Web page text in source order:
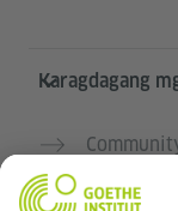
Karagdagang
Mga